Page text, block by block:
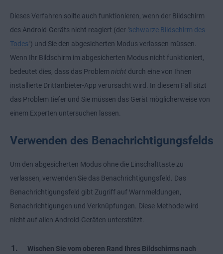
Dieses Verfahren sollte auch funktionieren, wenn der Bildschirm
des Android-Geräts nicht reagiert (der "schwarze Bildschirm des
Todes") und Sie den abgesicherten Modus verlassen müssen.
Wenn Ihr Bildschirm im abgesicherten Modus nicht funktioniert,
bedeutet dies, dass das Problem nicht durch eine von Ihnen
installierte Drittanbieter-App verursacht wird. In diesem Fall sitzt
das Problem tiefer und Sie müssen das Gerät möglicherweise von
einem Experten untersuchen lassen.
Verwenden des Benachrichtigungsfelds
Um den abgesicherten Modus ohne die Einschalttaste zu
verlassen, verwenden Sie das Benachrichtigungsfeld. Das
Benachrichtigungsfeld gibt Zugriff auf Warnmeldungen,
Benachrichtigungen und Verknüpfungen. Diese Methode wird
nicht auf allen Android-Geräten unterstützt.
Wischen Sie vom oberen Rand Ihres Bildschirms nach